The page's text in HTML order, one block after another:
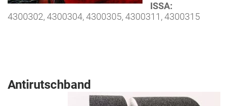
ISSA:
4300302, 4300304, 4300305, 4300311, 4300315
Antirutschband